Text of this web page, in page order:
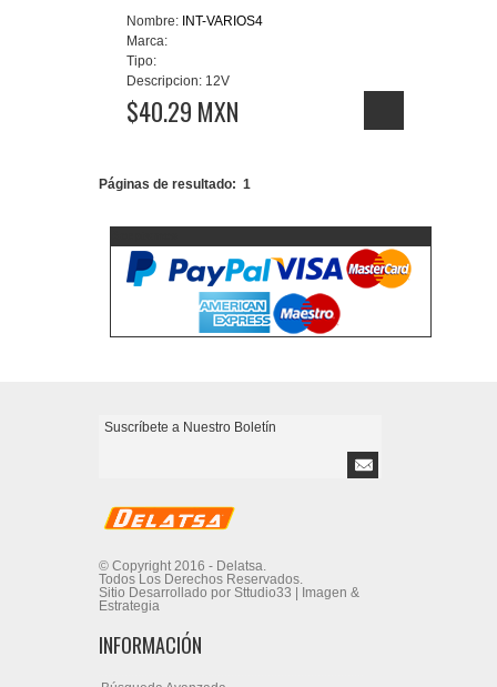
Nombre: INT-VARIOS4
Marca:
Tipo:
Descripcion: 12V
$40.29 MXN
Páginas de resultado: 1
© Copyright 2016 - Delatsa.
Todos Los Derechos Reservados.
Sitio Desarrollado por Sttudio33 | Imagen &
Estrategia
INFORMACIÓN